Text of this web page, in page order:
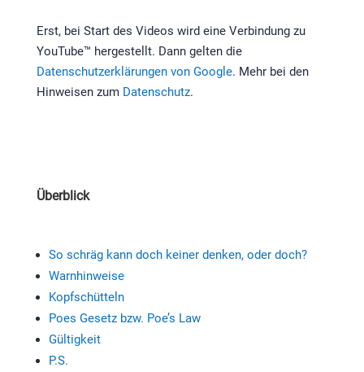
Erst, bei Start des Videos wird eine Verbindung zu
YouTube™ hergestellt. Dann gelten die
Datenschutzerklärungen von Google. Mehr bei den
Hinweisen zum Datenschutz.
Überblick
So schräg kann doch keiner denken, oder doch?
Warnhinweise
Kopfschütteln
Poes Gesetz bzw. Poe’s Law
Gültigkeit
P.S.